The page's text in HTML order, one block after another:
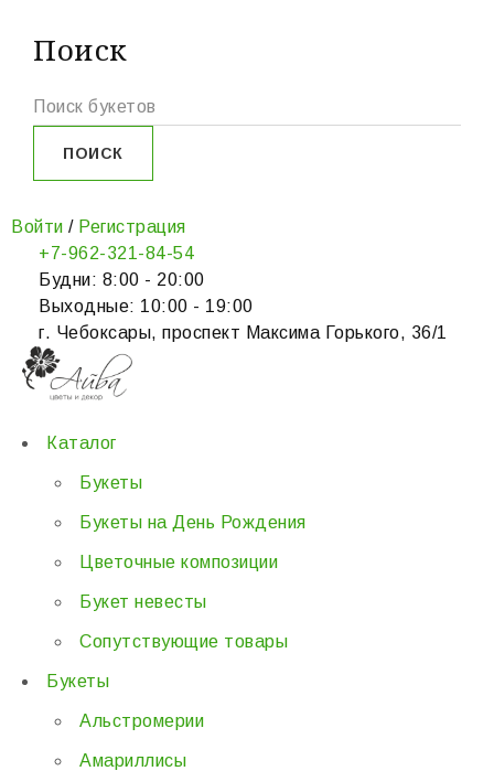
Поиск
Войти / Регистрация
+7-962-321-84-54
Будни: 8:00 - 20:00
Выходные: 10:00 - 19:00
г. Чебоксары, проспект Максима Горького, 36/1
Каталог
Букеты
Букеты на День Рождения
Цветочные композиции
Букет невесты
Сопутствующие товары
Букеты
Альстромерии
Амариллисы